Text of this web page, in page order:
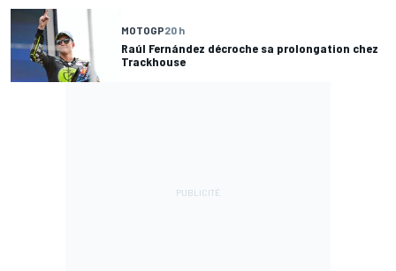
MOTOGP20 h
Raúl Fernández décroche sa prolongation chez
Trackhouse